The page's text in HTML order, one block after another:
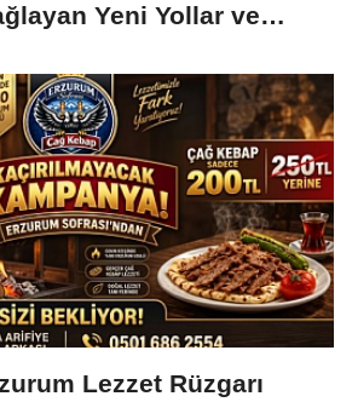
Yeni Yollar ve
Lezzet Rüzgarı